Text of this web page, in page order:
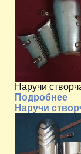
Наручи
Подробнее
Наручи